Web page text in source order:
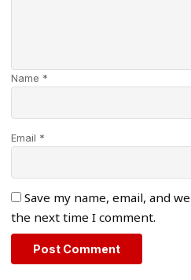
Name *
Email *
Save my name, email, and
the next time I comment.